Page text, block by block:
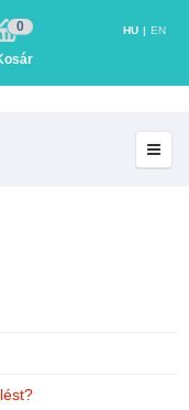
0 HU EN